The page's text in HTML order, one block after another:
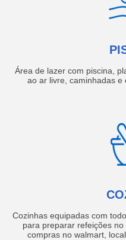
Área de lazer com piscina,
ao ar livre, caminhadas e
Cozinhas equipadas com
para preparar refeições
compras no walmart,